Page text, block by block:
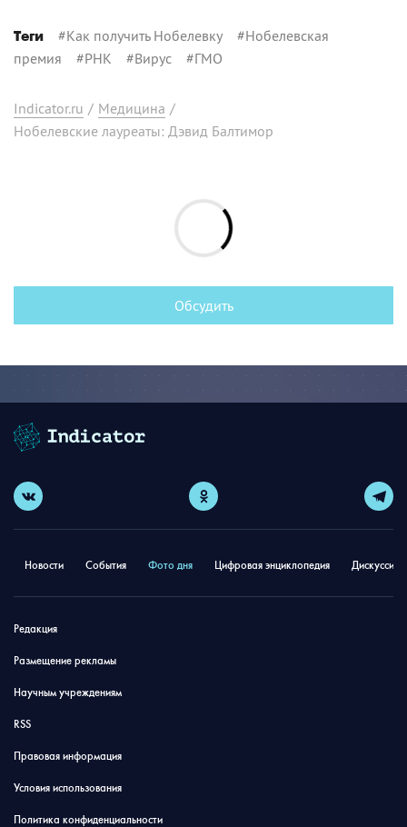
Теги #Как получить Нобелевку #Нобелевская
премия #РНК #Вирус #ГМО
Indicator.ru / Медицина /
Нобелевские лауреаты: Дэвид Балтимор
Обсудить
Новости События Фото дня Цифровая энциклопедия
Редакция
Размещение рекламы
Научным учреждениям
RSS
Правовая информация
Условия использования
Политика конфиденциальности